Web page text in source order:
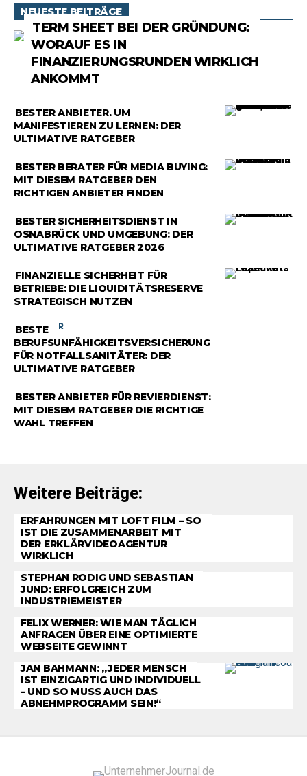
NEUESTE BEITRÄGE
TERM SHEET BEI DER GRÜNDUNG:
WORAUF ES IN
FINANZIERUNGSRUNDEN WIRKLICH
ANKOMMT
RATGEBER
BESTER ANBIETER, UM
MANIFESTIEREN ZU LERNEN: DER
ULTIMATIVE RATGEBER
RATGEBER
BESTER BERATER FÜR MEDIA BUYING:
MIT DIESEM RATGEBER DEN
RICHTIGEN ANBIETER FINDEN
RATGEBER
BESTER SICHERHEITSDIENST IN
OSNABRÜCK UND UMGEBUNG: DER
ULTIMATIVE RATGEBER 2026
RATGEBER
FINANZIELLE SICHERHEIT FÜR
BETRIEBE: DIE LIQUIDITÄTSRESERVE
STRATEGISCH NUTZEN
RATGEBER
BESTE
BERUFSUNFÄHIGKEITSVERSICHERUNG
FÜR NOTFALLSANITÄTER: DER
ULTIMATIVE RATGEBER
RATGEBER
BESTER ANBIETER FÜR REVIERDIENST:
MIT DIESEM RATGEBER DIE RICHTIGE
WAHL TREFFEN
Weitere Beiträge:
ERFAHRUNGEN MIT LOFT FILM – SO
IST DIE ZUSAMMENARBEIT MIT
DER ERKLÄRVIDEOAGENTUR
WIRKLICH
STEPHAN RODIG UND SEBASTIAN
JUND: ERFOLGREICH ZUM
INDUSTRIEMEISTER
FELIX WERNER: WIE MAN TÄGLICH
ANFRAGEN ÜBER EINE OPTIMIERTE
WEBSEITE GEWINNT
JAN BAHMANN: „JEDER MENSCH
IST EINZIGARTIG UND INDIVIDUELL
– UND SO MUSS AUCH DAS
ABNEHMPROGRAMM SEIN!“